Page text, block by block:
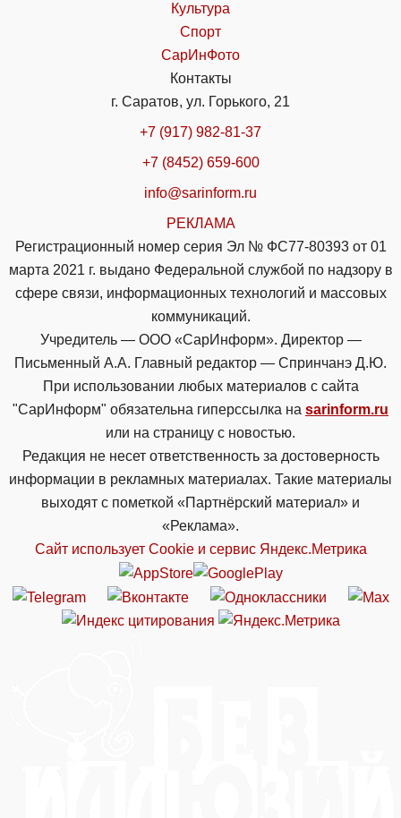
Культура
Спорт
СарИнФото
Контакты
г. Саратов, ул. Горького, 21
+7 (917) 982-81-37
+7 (8452) 659-600
info@sarinform.ru
РЕКЛАМА
Регистрационный номер серия Эл № ФС77-80393 от 01
марта 2021 г. выдано Федеральной службой по надзору в
сфере связи, информационных технологий и массовых
коммуникаций.
Учредитель — ООО «СарИнформ». Директор —
Письменный А.А. Главный редактор — Спринчанэ Д.Ю.
При использовании любых материалов с сайта
"СарИнформ" обязательна гиперссылка на sarinform.ru
или на страницу с новостью.
Редакция не несет ответственность за достоверность
информации в рекламных материалах. Такие материалы
выходят с пометкой «Партнёрский материал» и
«Реклама».
Сайт использует Cookie и сервиc Яндекс.Метрика